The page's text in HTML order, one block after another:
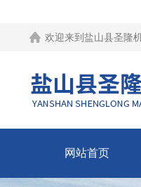
欢迎来到 盐山县圣隆
网站首页